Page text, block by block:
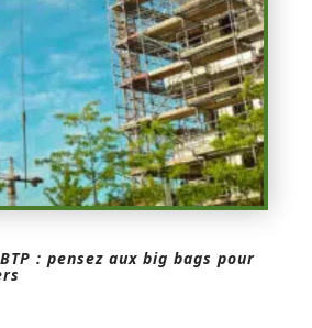
: pensez aux big bags pour